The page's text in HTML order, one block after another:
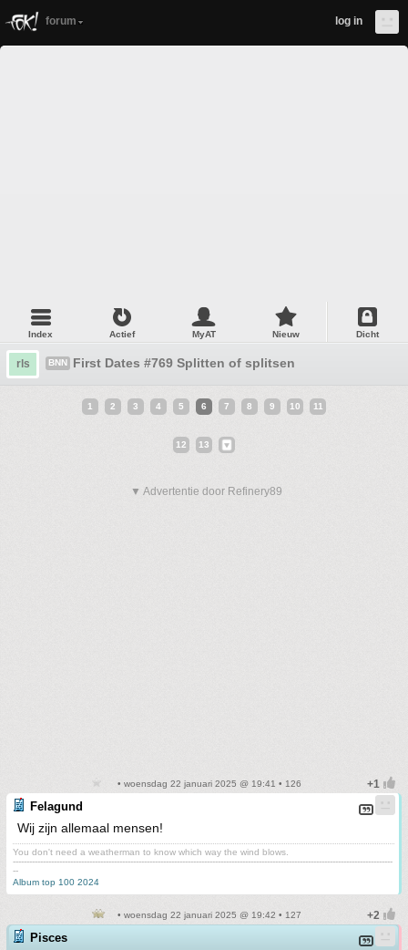
forum log in
Index Actief MyAT Nieuw Dicht
rls BNN First Dates #769 Splitten of splitsen
1 2 3 4 5 6 7 8 9 10 11
12 13
▼ Advertentie door Refinery89
• woensdag 22 januari 2025 @ 19:41 • 126
Felagund
Wij zijn allemaal mensen!
You don't need a weatherman to know which way the wind blows.
-------------------------------------------------------------------------------------------------------------------------------------------
--
Album top 100 2024
• woensdag 22 januari 2025 @ 19:42 • 127
Pisces